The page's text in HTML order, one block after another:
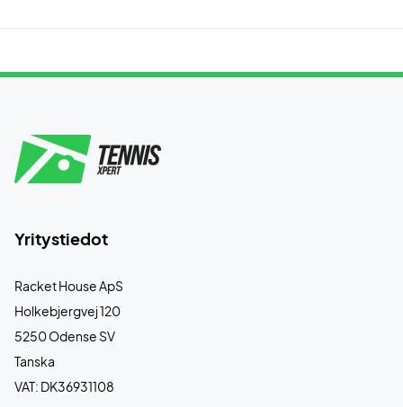
Yritystiedot
Racket House ApS
Holkebjergvej 120
5250 Odense SV
Tanska
VAT: DK36931108